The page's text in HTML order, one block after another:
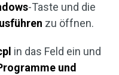
-Taste und die
zu öffnen.
in das Feld ein und
und